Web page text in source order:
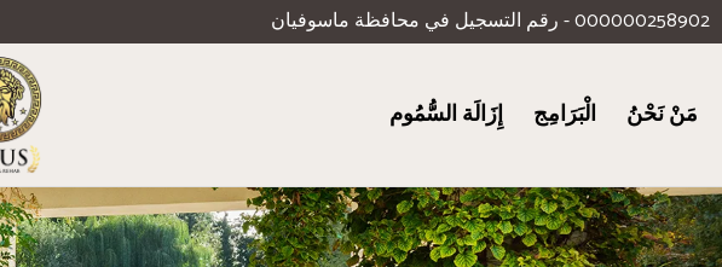
000000258902 - رقم التسجيل في محافظة ماسوفيان
مَنْ نَحْنُ الْبَرَامِج إِزَالَة السُّمُوم